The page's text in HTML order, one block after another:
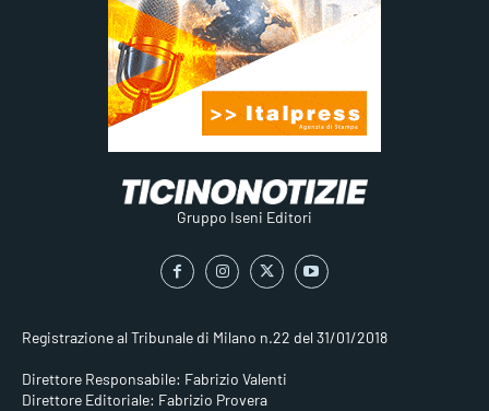
Gruppo Iseni Editori
Registrazione al Tribunale di Milano n.22 del 31/01/2018
Direttore Responsabile: Fabrizio Valenti
Direttore Editoriale: Fabrizio Provera